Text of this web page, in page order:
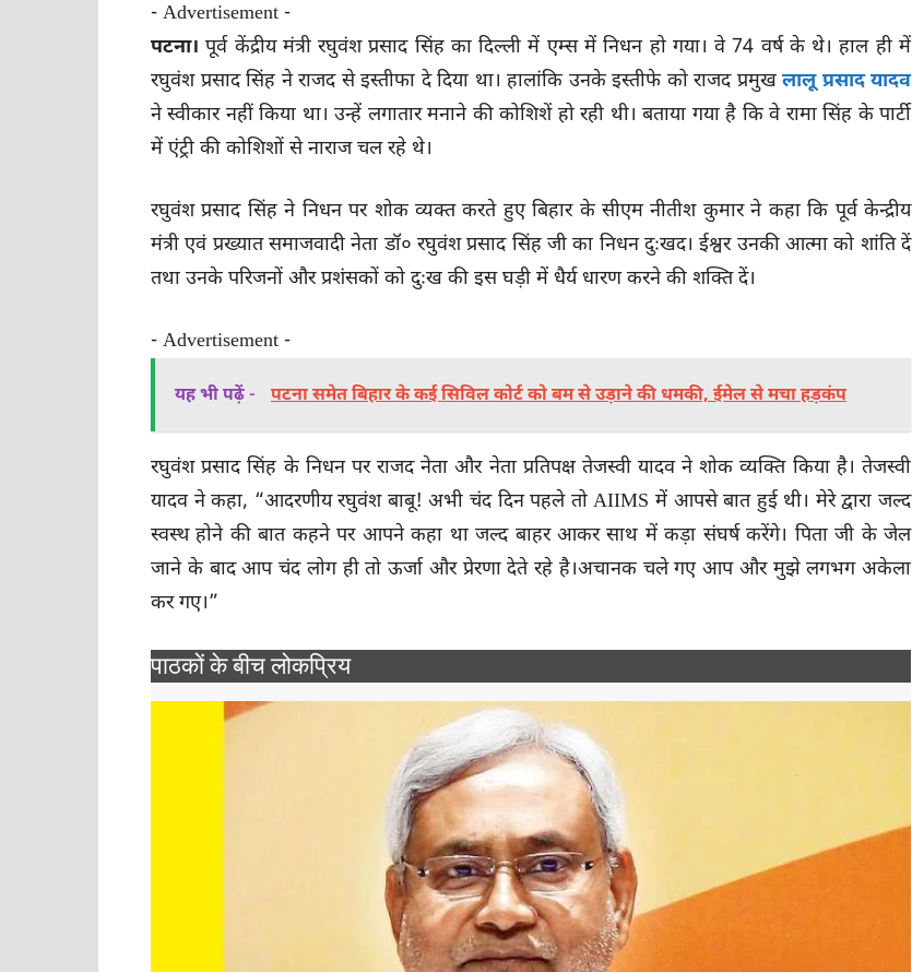
- Advertisement -
पटना। पूर्व केंद्रीय मंत्री रघुवंश प्रसाद सिंह का दिल्ली में एम्स में निधन हो गया। वे 74 वर्ष के थे। हाल ही में
रघुवंश प्रसाद सिंह ने राजद से इस्तीफा दे दिया था। हालांकि उनके इस्तीफे को राजद प्रमुख लालू प्रसाद यादव
ने स्वीकार नहीं किया था। उन्हें लगातार मनाने की कोशिशें हो रही थी। बताया गया है कि वे रामा सिंह के पार्टी
में एंट्री की कोशिशों से नाराज चल रहे थे।
रघुवंश प्रसाद सिंह ने निधन पर शोक व्यक्त करते हुए बिहार के सीएम नीतीश कुमार ने कहा कि पूर्व केन्द्रीय
मंत्री एवं प्रख्यात समाजवादी नेता डॉ० रघुवंश प्रसाद सिंह जी का निधन दुःखद। ईश्वर उनकी आत्मा को शांति दें
तथा उनके परिजनों और प्रशंसकों को दुःख की इस घड़ी में धैर्य धारण करने की शक्ति दें।
- Advertisement -
यह भी पढ़ें - पटना समेत बिहार के कई सिविल कोर्ट को बम से उड़ाने की धमकी, ईमेल से मचा हड़कंप
रघुवंश प्रसाद सिंह के निधन पर राजद नेता और नेता प्रतिपक्ष तेजस्वी यादव ने शोक व्यक्ति किया है। तेजस्वी
यादव ने कहा, “आदरणीय रघुवंश बाबू! अभी चंद दिन पहले तो AIIMS में आपसे बात हुई थी। मेरे द्वारा जल्द
स्वस्थ होने की बात कहने पर आपने कहा था जल्द बाहर आकर साथ में कड़ा संघर्ष करेंगे। पिता जी के जेल
जाने के बाद आप चंद लोग ही तो ऊर्जा और प्रेरणा देते रहे है।अचानक चले गए आप और मुझे लगभग अकेला
कर गए।”
पाठकों के बीच लोकप्रिय